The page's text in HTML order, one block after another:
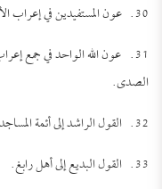
30. عون المستفيدين في إعراب الأحاديث الأربعين من شرح العيني لصحيح البخاري.
31. عون الله الواحد في جمع
الصدى.
32. القول الراشد إلى أئمة المساجد.
33. القول البديع إلى أهل رابغ.